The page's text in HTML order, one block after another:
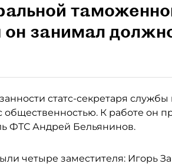
он занимал
статс-секретаря службы
К работе он
ФТС Андрей Бельянинов.
четыре заместителя: Игорь